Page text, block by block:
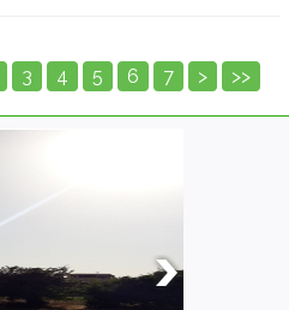
3 4 5 6 7 > >>